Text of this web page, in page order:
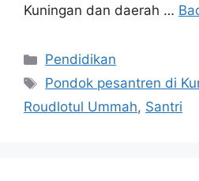
Kuningan dan daerah …
Kategori
Pendidikan
Tag
Pondok pesantren di
Roudlotul Ummah, Santri